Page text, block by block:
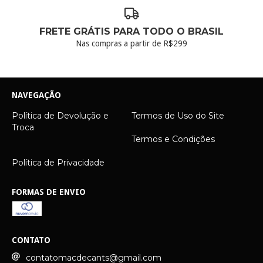
FRETE GRÁTIS PARA TODO O BRASIL
Nas compras a partir de R$299
NAVEGAÇÃO
Política de Devolução e
Troca
Termos de Uso do Site
Termos e Condições
Política de Privacidade
FORMAS DE ENVIO
CONTATO
contatomacdecants@gmail.com